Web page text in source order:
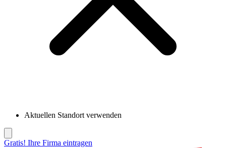
Aktuellen Standort verwenden
Gratis! Ihre Firma eintragen